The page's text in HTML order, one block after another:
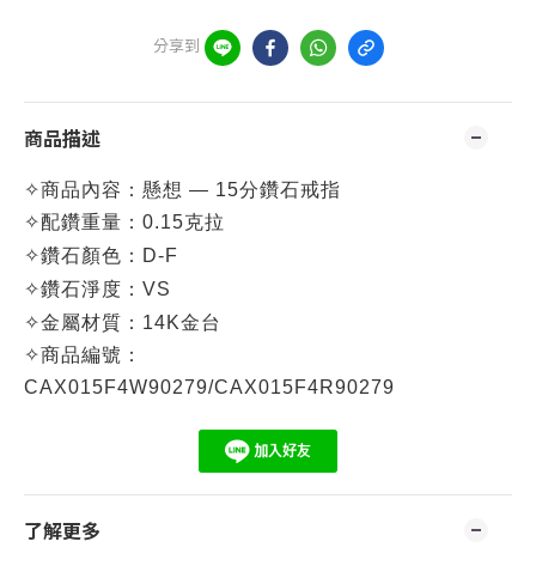
分享到
商品描述
✧商品內容： 懸想 — 15分鑽石戒指
✧配鑽重量：0.15克拉
✧鑽石顏色：D-F
✧鑽石淨度：VS
✧金屬材質：14K金台
✧商品編號：
CAX015F4W90279/CAX015F4R90279
了解更多